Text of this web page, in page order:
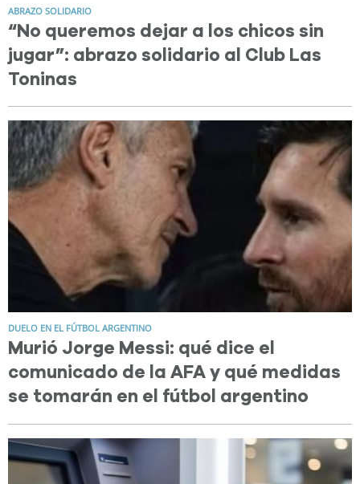
ABRAZO SOLIDARIO
“No queremos dejar a los chicos sin
jugar”: abrazo solidario al Club Las
Toninas
DUELO EN EL FÚTBOL ARGENTINO
Murió Jorge Messi: qué dice el
comunicado de la AFA y qué medidas
se tomarán en el fútbol argentino